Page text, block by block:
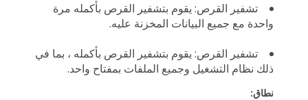
تشفير القرص: يقوم بتشفير القرص بأكمله مرة
واحدة مع جميع البيانات المخزنة عليه.
تشفير القرص: يقوم بتشفير القرص بأكمله ، بما في
ذلك نظام التشغيل وجميع الملفات بمفتاح واحد.
نطاق: